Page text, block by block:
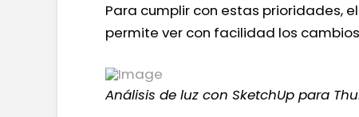
Para cumplir con estas prioridades,
permite ver con facilidad los
Análisis de luz con SketchUp para